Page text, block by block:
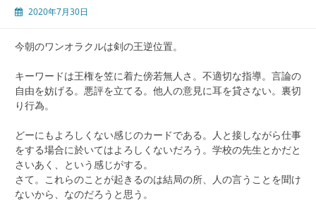
2020年7月30日
今朝のワンオラクルは剣の王逆位置。
キーワードは王権を笠に着た傍若無人さ。不適切な指導。言論の
自由を妨げる。悪評を立てる。他人の意見に耳を貸さない。裏切
り行為。
どーにもよろしくない感じのカードである。人と接しながら仕事
をする場合に於いてはよろしくないだろう。学校の先生とかだと
さいあく、という感じがする。
さて。これらのことが起きるのは結局の所、人の言うことを聞け
ないから、なのだろうと思う。